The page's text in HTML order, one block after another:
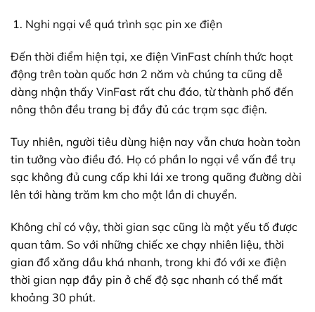
Nghi ngại về quá trình sạc pin xe điện
Đến thời điểm hiện tại, xe điện VinFast chính thức hoạt
động trên toàn quốc hơn 2 năm và chúng ta cũng dễ
dàng nhận thấy VinFast rất chu đáo, từ thành phố đến
nông thôn đều trang bị đầy đủ các trạm sạc điện.
Tuy nhiên, người tiêu dùng hiện nay vẫn chưa hoàn toàn
tin tưởng vào điều đó. Họ có phần lo ngại về vấn đề trụ
sạc không đủ cung cấp khi lái xe trong quãng đường dài
lên tới hàng trăm km cho một lần di chuyển.
Không chỉ có vậy, thời gian sạc cũng là một yếu tố được
quan tâm. So với những chiếc xe chạy nhiên liệu, thời
gian đổ xăng dầu khá nhanh, trong khi đó với xe điện
thời gian nạp đầy pin ở chế độ sạc nhanh có thể mất
khoảng 30 phút.